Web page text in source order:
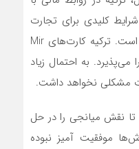
کلیدی برای تجارت
موفق در شرایط جدید ایجاد شده است. ترکیه کارت‌های Mir
به احتمال زیاد
مشکلی نخواهد داشت.
تا نقش میانجی را در حل
موفقیت آمیز نبوده